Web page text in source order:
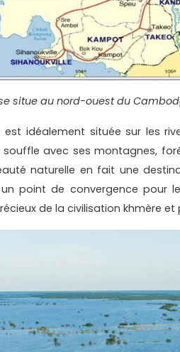
situe au nord-ouest du
est idéalement située sur les
avec ses montagnes,
naturelle en fait une
point de convergence pour
de la civilisation khmère